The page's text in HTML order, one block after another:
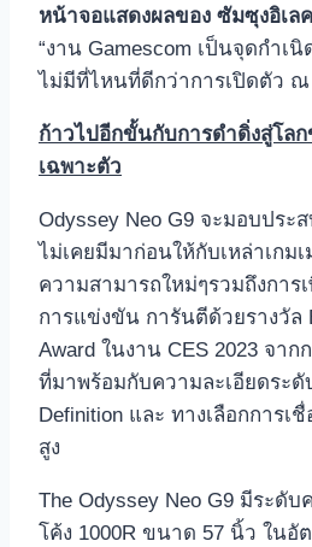
หน้าจอแสดงผลของ ซัมซุงอิเล
“งาน Gamescom เป็นจุดกำเ
ไม่มีที่ไหนที่ดีกว่าการเปิดตัว ณ
ก้าวไปอีกขั้นกับการดำดิ่งสู่โล
เฉพาะตัว
Odyssey Neo G9 จะมอบประ
ไม่เคยมีมาก่อนให้กับเหล่าเกม
ความสามารถใหม่ๆรวมถึงการ
การแข่งขัน การันตีด้วยรางวัล
Award ในงาน CES 2023 จาก
ที่มาพร้อมกับความละเอียดระดั
Definition และ ทางเลือกการเ
สูง
The Odyssey Neo G9 มีระดับ
โค้ง 1000R ขนาด 57 นิ้ว ในอั